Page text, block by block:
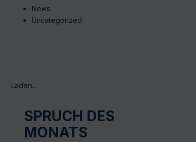
News
Uncategorized
Laden...
SPRUCH DES
MONATS